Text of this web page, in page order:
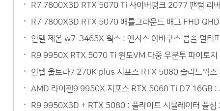
R7 7800X3D RTX 5070 Ti 사이버펑크 2077 팬텀 리
R7 7800X3D RTX 5070 배틀그라운드 배그 FHD QHD
인텔 제온 w7-3465X 웍스 : 앤시스 아바쿠스 콤솔 멀티
R9 9950X RTX 5070 Ti 윈도VM 다중 우분투 파이토치
인텔 울트라7 270K plus 지포스 RTX 5080 솔리드웍스
AMD 라이젠9 9950X 지포스 RTX 5060 Ti D7 16GB :
R9 9950X3D + RTX 5080 : 플라이트 시뮬레이터 플